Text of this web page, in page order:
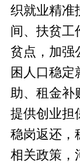
织就业精准
间、扶贫工
贫点，加强
困人口稳定
助、租金补
提供创业担
稳岗返还，
相关政策，